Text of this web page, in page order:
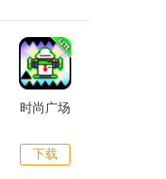
时尚广场
下载